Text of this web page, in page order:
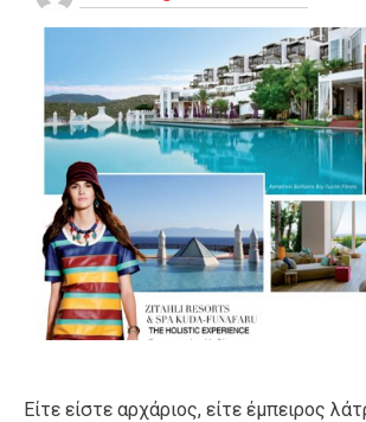
Είτε είστε αρχάριος, είτε έμπειρος